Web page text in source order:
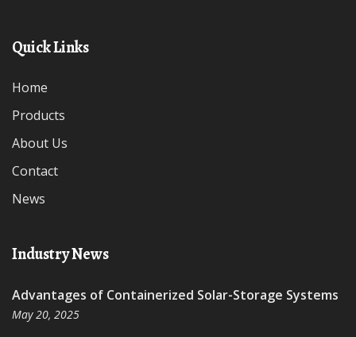
Quick Links
Home
Products
About Us
Contact
News
Industry News
Advantages of Containerized Solar-Storage Systems
May 20, 2025